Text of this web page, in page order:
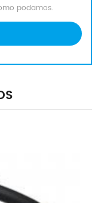
podamos.